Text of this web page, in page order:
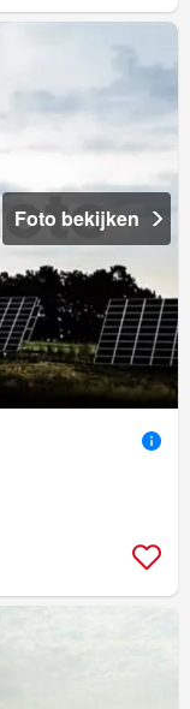
Foto bekijken